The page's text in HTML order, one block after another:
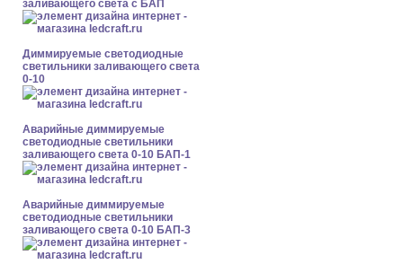
заливающего света с БАП
Диммируемые светодиодные
светильники заливающего света
0-10
Аварийные диммируемые
светодиодные светильники
заливающего света 0-10 БАП-1
Аварийные диммируемые
светодиодные светильники
заливающего света 0-10 БАП-3